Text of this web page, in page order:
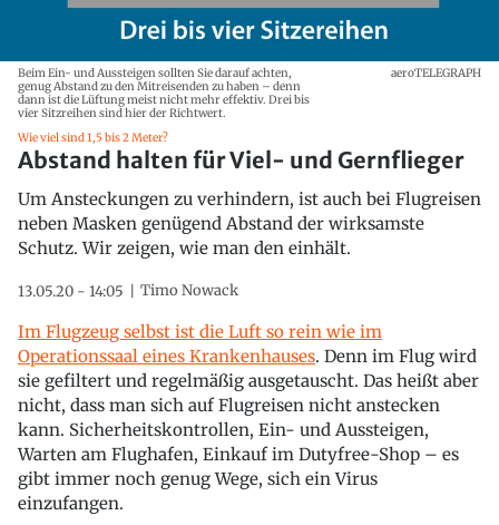
Beim Ein- und Aussteigen sollten Sie darauf achten,
genug Abstand zu den Mitreisenden zu haben – denn
dann ist die Lüftung meist nicht mehr effektiv. Drei bis
vier Sitzreihen sind hier der Richtwert.
aeroTELEGRAPH
Wie viel sind 1,5 bis 2 Meter?
Abstand halten für Viel- und Gernflieger
Um Ansteckungen zu verhindern, ist auch bei Flugreisen
neben Masken genügend Abstand der wirksamste
Schutz. Wir zeigen, wie man den einhält.
13.05.20 - 14:05 Timo Nowack
Im Flugzeug selbst ist die Luft so rein wie im
Operationssaal eines Krankenhauses. Denn im Flug wird
sie gefiltert und regelmäßig ausgetauscht. Das heißt aber
nicht, dass man sich auf Flugreisen nicht anstecken
kann. Sicherheitskontrollen, Ein- und Aussteigen,
Warten am Flughafen, Einkauf im Dutyfree-Shop – es
gibt immer noch genug Wege, sich ein Virus
einzufangen.